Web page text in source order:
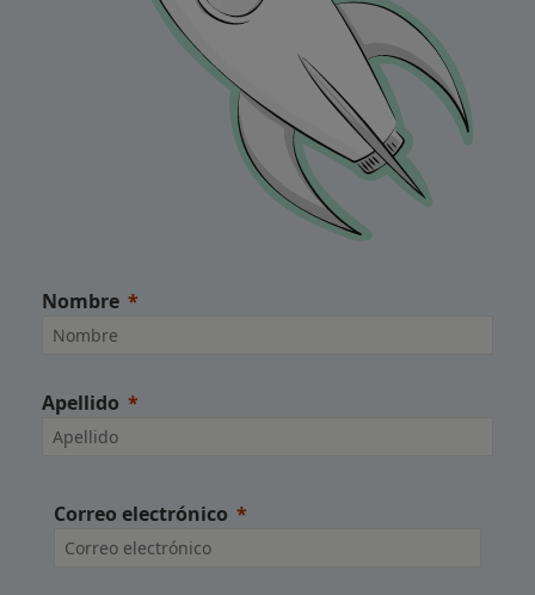
Nombre
Apellido
Correo electrónico